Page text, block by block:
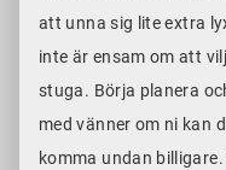
att unna sig lite extra
inte är ensam om att
stuga. Börja planera
med vänner om ni kan
komma undan